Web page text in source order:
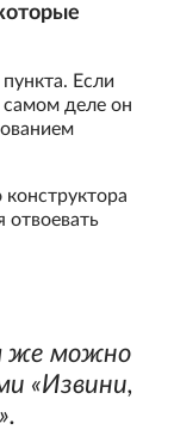
Если
деле он
же можно
«Извини,